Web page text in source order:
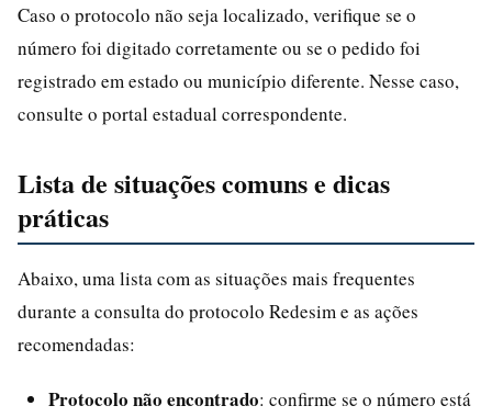
Caso o protocolo não seja localizado, verifique se o
número foi digitado corretamente ou se o pedido foi
registrado em estado ou município diferente. Nesse caso,
consulte o portal estadual correspondente.
Lista de situações comuns e dicas
práticas
Abaixo, uma lista com as situações mais frequentes
durante a consulta do protocolo Redesim e as ações
recomendadas:
Protocolo não encontrado: confirme se o número está